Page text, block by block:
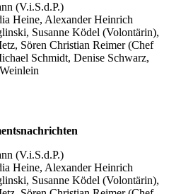
(V.i.S.d.P.)
Heine, Alexander Heinrich
Susanne Ködel (Volontärin),
Sören Christian Reimer (Chef
Schmidt, Denise Schwarz,
(V.i.S.d.P.)
Heine, Alexander Heinrich
Susanne Ködel (Volontärin),